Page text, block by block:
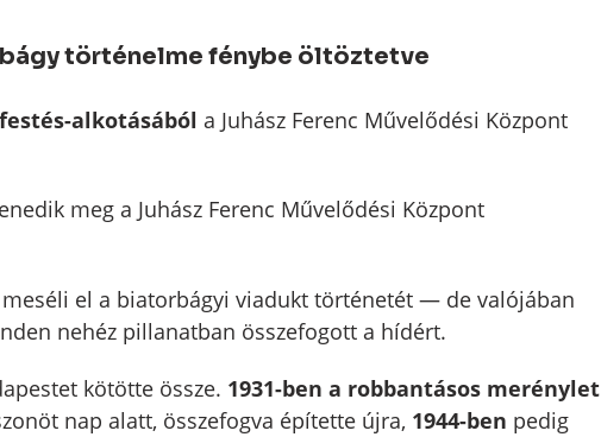
történelme fénybe öltöztetve
alkotásából a Juhász Ferenc Művelődési Központ
meg a Juhász Ferenc Művelődési Központ
el a biatorbágyi viadukt történetét — de valójában
nehéz pillanatban összefogott a hídért.
kötötte össze. 1931-ben a robbantásos merénylet
nap alatt, összefogva építette újra, 1944-ben pedig